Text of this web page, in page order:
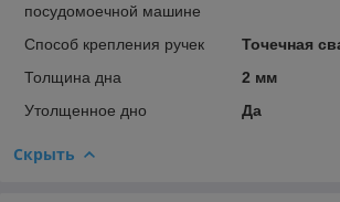
посудомоечной машине
Способ крепления ручек
Точечная
Толщина дна
2 мм
Утолщенное дно
Да
Скрыть